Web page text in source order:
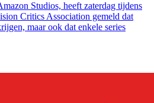
Studios, heeft zaterdag tijdens
Critics Association gemeld dat
maar ook dat enkele series